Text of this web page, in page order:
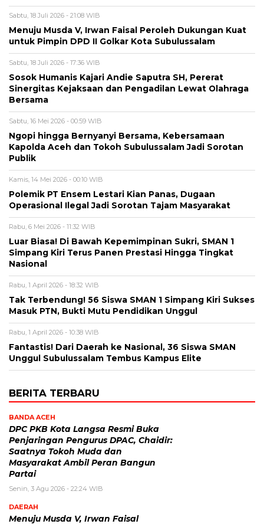
Sabtu, 18 Juli 2026 - 21:08 WIB
Menuju Musda V, Irwan Faisal Peroleh Dukungan Kuat
untuk Pimpin DPD II Golkar Kota Subulussalam
Sabtu, 18 Juli 2026 - 17:36 WIB
Sosok Humanis Kajari Andie Saputra SH, Pererat
Sinergitas Kejaksaan dan Pengadilan Lewat Olahraga
Bersama
Sabtu, 16 Mei 2026 - 00:59 WIB
Ngopi hingga Bernyanyi Bersama, Kebersamaan
Kapolda Aceh dan Tokoh Subulussalam Jadi Sorotan
Publik
Kamis, 14 Mei 2026 - 00:10 WIB
Polemik PT Ensem Lestari Kian Panas, Dugaan
Operasional Ilegal Jadi Sorotan Tajam Masyarakat
Rabu, 6 Mei 2026 - 11:32 WIB
Luar Biasa! Di Bawah Kepemimpinan Sukri, SMAN 1
Simpang Kiri Terus Panen Prestasi Hingga Tingkat
Nasional
Rabu, 1 April 2026 - 18:32 WIB
Tak Terbendung! 56 Siswa SMAN 1 Simpang Kiri Sukses
Masuk PTN, Bukti Mutu Pendidikan Unggul
Rabu, 1 April 2026 - 10:38 WIB
Fantastis! Dari Daerah ke Nasional, 36 Siswa SMAN
Unggul Subulussalam Tembus Kampus Elite
BERITA TERBARU
BANDA ACEH
DPC PKB Kota Langsa Resmi Buka
Penjaringan Pengurus DPAC, Chaidir:
Saatnya Tokoh Muda dan
Masyarakat Ambil Peran Bangun
Partai
Senin, 3 Agu 2026 - 22:24 WIB
DAERAH
Menuju Musda V, Irwan Faisal